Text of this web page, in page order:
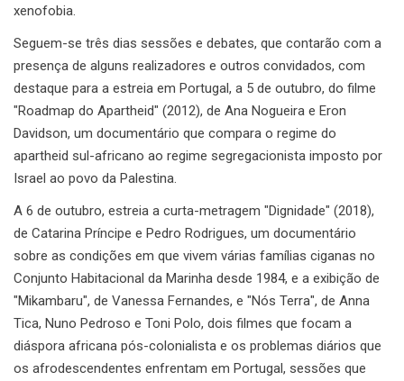
xenofobia.
Seguem-se três dias sessões e debates, que contarão com a
presença de alguns realizadores e outros convidados, com
destaque para a estreia em Portugal, a 5 de outubro, do filme
"Roadmap do Apartheid" (2012), de Ana Nogueira e Eron
Davidson, um documentário que compara o regime do
apartheid sul-africano ao regime segregacionista imposto por
Israel ao povo da Palestina.
A 6 de outubro, estreia a curta-metragem "Dignidade" (2018),
de Catarina Príncipe e Pedro Rodrigues, um documentário
sobre as condições em que vivem várias famílias ciganas no
Conjunto Habitacional da Marinha desde 1984, e a exibição de
"Mikambaru", de Vanessa Fernandes, e "Nós Terra", de Anna
Tica, Nuno Pedroso e Toni Polo, dois filmes que focam a
diáspora africana pós-colonialista e os problemas diários que
os afrodescendentes enfrentam em Portugal, sessões que